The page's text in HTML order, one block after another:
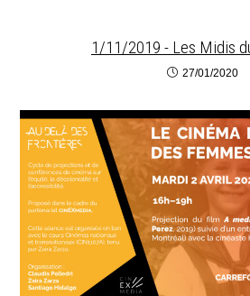
1/11/2019 - Les Midis
27/01/2020